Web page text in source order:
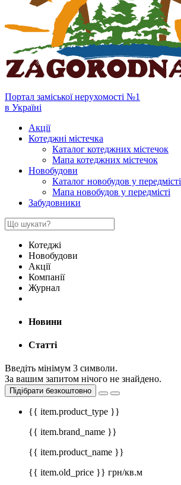
Портал заміської нерухомості №1
в Україні
Акції
Котеджні містечка
Каталог котеджних містечок
Мапа котеджних містечок
Новобудови
Каталог новобудов у передмісті
Мапа новобудов у передмісті
Забудовники
Котеджі
Новобудови
Акції
Компанії
Журнал
Новини
Статті
Введіть мінімум 3 символи.
За вашим запитом нічого не знайдено.
Підібрати безкоштовно
{{ item.product_type }}
{{ item.brand_name }}
{{ item.product_name }}
{{ item.old_price }} грн/кв.м